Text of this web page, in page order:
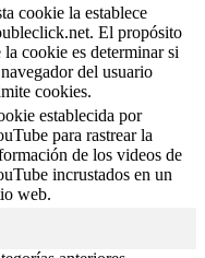
cookie la establece
El propósito
la cookie es determinar si
del usuario
cookies.
establecida por
para rastrear la
de los videos de
incrustados en un
web.